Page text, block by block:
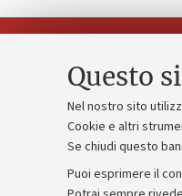
Questo
Nel nostro sito
Cookie e altri
Se chiudi questo
Puoi esprimere il
Contatti e PEC
Uffici
Lavora con noi